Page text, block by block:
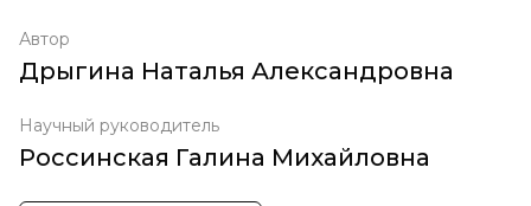
Автор
Дрыгина Наталья Александровна
Научный руководитель
Россинская Галина Михайловна